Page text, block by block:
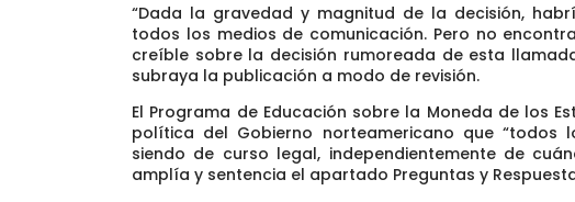
“Dada la gravedad y magnitud de la decisión,
todos los medios de comunicación. Pero no
creíble sobre la decisión rumoreada de esta
subraya la publicación a modo de revisión.
El Programa de Educación sobre la Moneda de los
política del Gobierno norteamericano que“todos
siendo de curso legal, independientemente de
amplía y sentencia el apartado Preguntas y